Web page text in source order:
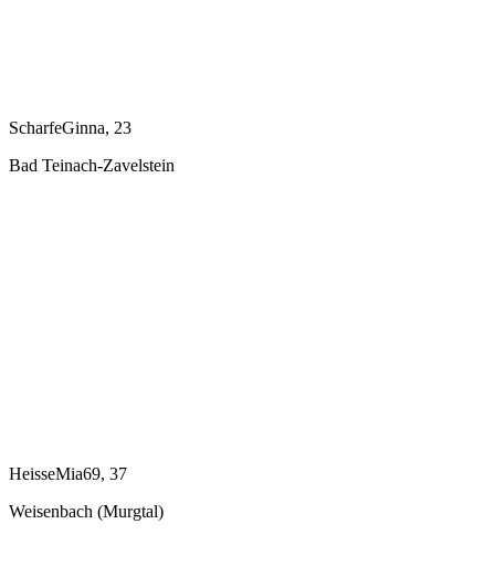
ScharfeGinna, 23
Bad Teinach-Zavelstein
HeisseMia69, 37
Weisenbach (Murgtal)